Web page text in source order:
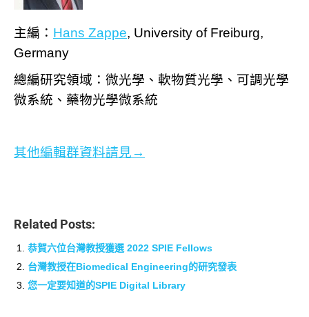
主編： Hans Zappe, University of Freiburg,
Germany
總編研究領域：微光學、軟物質光學、可調光學
微系統、藥物光學微系統
其他編輯群資料請見→
Related Posts:
恭賀六位台灣教授獲選 2022 SPIE Fellows
台灣教授在Biomedical Engineering的研究發表
您一定要知道的SPIE Digital Library